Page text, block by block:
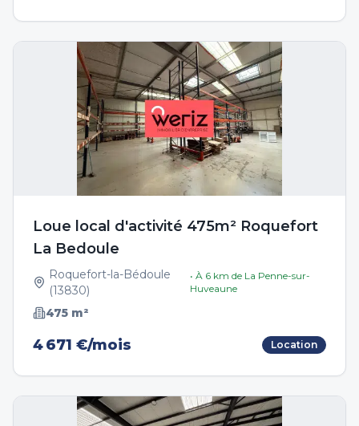
Loue local d'activité 475m² Roquefort
La Bedoule
Roquefort-la-Bédoule
(13830)
• À 6 km de La Penne-sur-
Huveaune
475 m²
4 671 €/mois Location